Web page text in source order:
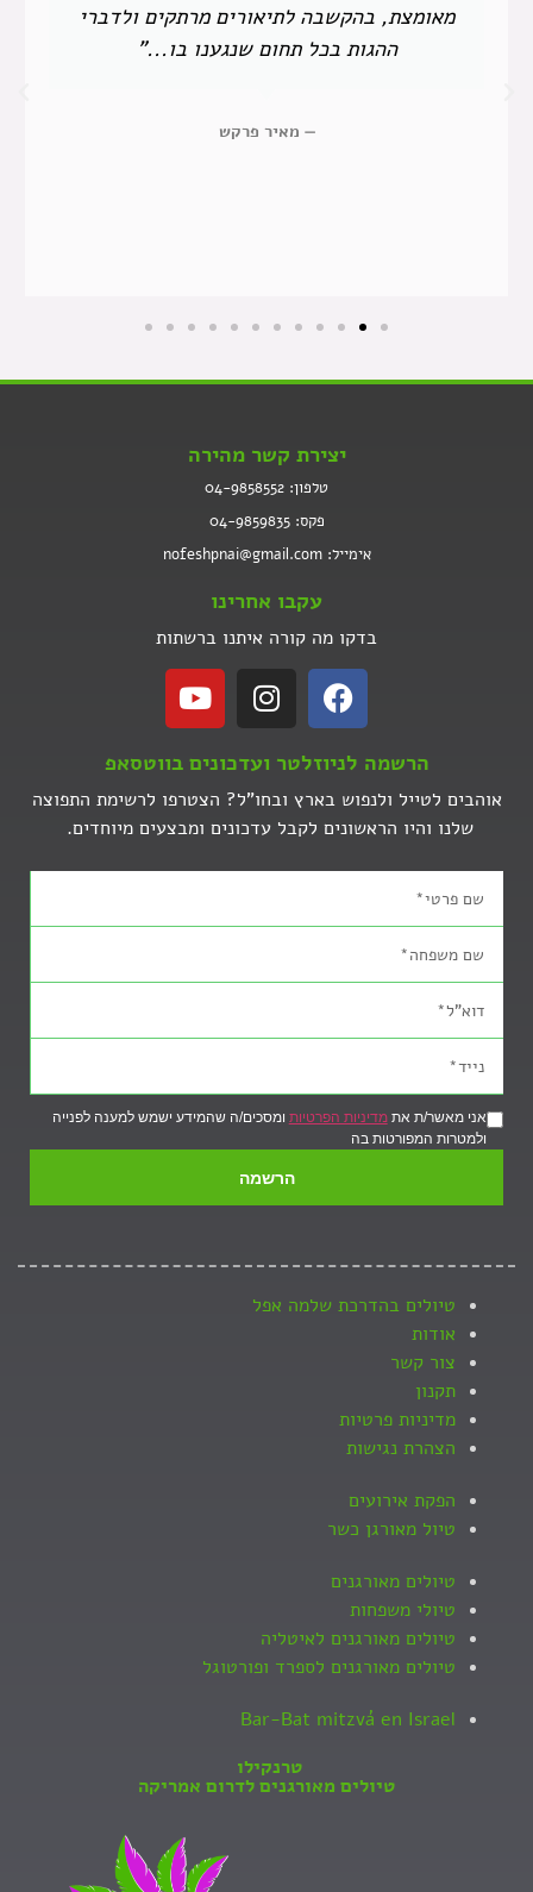
מאומצת, בהקשבה לתיאורים מרתקים ולדברי
ההגות בכל תחום שנגענו בו..."
— מאיר פרקש
יצירת קשר מהירה
טלפון: 04-9858552
פקס: 04-9859835
אימייל: nofeshpnai@gmail.com
עקבו אחרינו
בדקו מה קורה איתנו ברשתות
הרשמה לניוזלטר ועדכונים בווטסאפ
אוהבים לטייל ולנפוש בארץ ובחו"ל? הצטרפו לרשימת התפוצה
שלנו והיו הראשונים לקבל עדכונים ומבצעים מיוחדים.
אני מאשר/ת אתמדיניות הפרטיות ומסכים/ה שהמידע ישמש למענה לפנייה
ולמטרות המפורטות בה
הרשמה
טיולים בהדרכת שלמה אפל
אודות
צור קשר
תקנון
מדיניות פרטיות
הצהרת נגישות
הפקת אירועים
טיול מאורגן כשר
טיולים מאורגנים
טיולי משפחות
טיולים מאורגנים לאיטליה
טיולים מאורגנים לספרד ופורטוגל
Bar-Bat mitzvá en Israel
טרנקילו
טיולים מאורגנים לדרום אמריקה